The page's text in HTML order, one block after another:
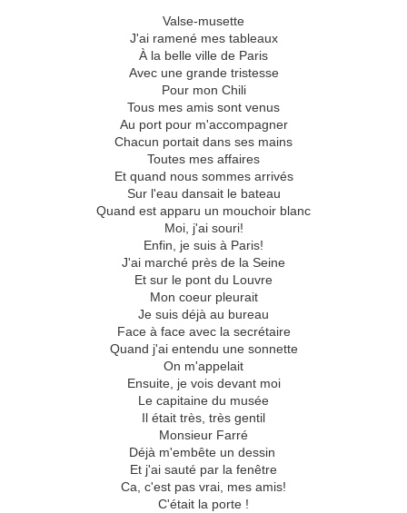
Valse-musette
J'ai ramené mes tableaux
À la belle ville de Paris
Avec une grande tristesse
Pour mon Chili
Tous mes amis sont venus
Au port pour m'accompagner
Chacun portait dans ses mains
Toutes mes affaires
Et quand nous sommes arrivés
Sur l'eau dansait le bateau
Quand est apparu un mouchoir blanc
Moi, j'ai souri!
Enfin, je suis à Paris!
J'ai marché près de la Seine
Et sur le pont du Louvre
Mon coeur pleurait
Je suis déjà au bureau
Face à face avec la secrétaire
Quand j'ai entendu une sonnette
On m'appelait
Ensuite, je vois devant moi
Le capitaine du musée
Il était très, très gentil
Monsieur Farré
Déjà m'embête un dessin
Et j'ai sauté par la fenêtre
Ca, c'est pas vrai, mes amis!
C'était la porte !